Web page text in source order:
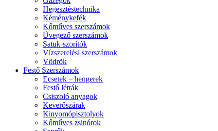
Hegesztéstechnika
Kéménykefék
Kőműves szerszámok
Üvegező szerszámok
Satuk-szorítók
Vízszerelési szerszámok
Vödrök
Festő Szerszámok
Ecsetek – hengerek
Festő létrák
Csiszoló anyagok
Keverőszárak
Kinyomópisztolyok
Kőműves zsinórok